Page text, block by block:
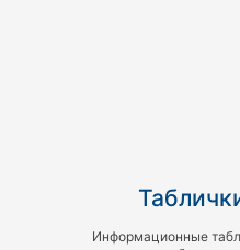
Информационные